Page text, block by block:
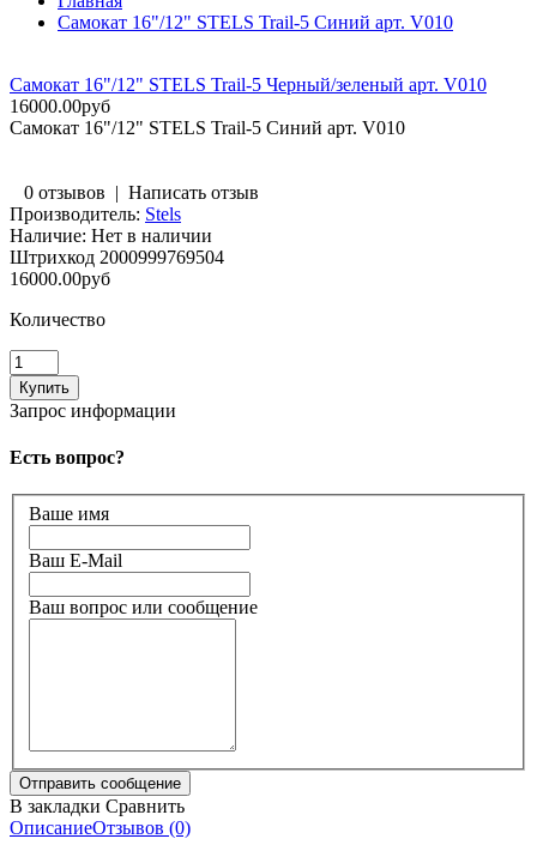
Самокат 16"/12" STELS Trail-5 Синий арт. V010
Самокат 16"/12" STELS Trail-5 Черный/зеленый арт. V010
16000.00руб
Самокат 16"/12" STELS Trail-5 Синий арт. V010
0 отзывов | Написать отзыв
Производитель: Stels
Наличие: Нет в наличии
Штрихкод 2000999769504
16000.00руб
Количество
Запрос информации
Есть вопрос?
Ваше имя
Ваш E-Mail
Ваш вопрос или сообщение
В закладки Сравнить
ОписаниеОтзывов (0)